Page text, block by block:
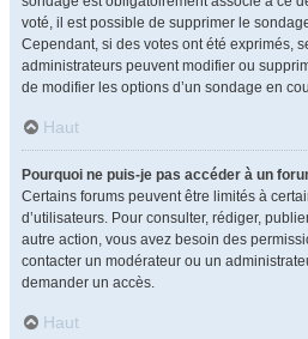
voté, il est possible de supprimer le
Cependant, si des votes ont été exprimés,
administrateurs peuvent modifier ou
de modifier les options d’un sondage en
Haut
Pourquoi ne puis-je pas accéder à un
Certains forums peuvent être limités à
d’utilisateurs. Pour consulter, rédiger,
autre action, vous avez besoin des
contacter un modérateur ou un
demander un accès.
Haut